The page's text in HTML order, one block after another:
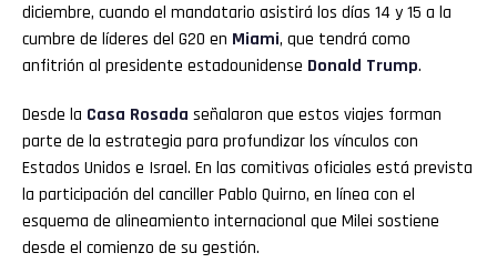
diciembre, cuando el mandatario asistirá los días 14 y 15 a la
cumbre de líderes del G20 en Miami, que tendrá como
anfitrión al presidente estadounidense Donald Trump.
Desde la Casa Rosada señalaron que estos viajes forman
parte de la estrategia para profundizar los vínculos con
Estados Unidos e Israel. En las comitivas oficiales está prevista
la participación del canciller Pablo Quirno, en línea con el
esquema de alineamiento internacional que Milei sostiene
desde el comienzo de su gestión.